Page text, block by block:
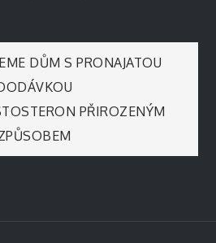
DŮM S PRONAJATOU
PŘIROZENÝM